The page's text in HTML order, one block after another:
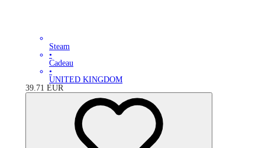
Steam
•
Cadeau
•
UNITED KINGDOM
39.71 EUR